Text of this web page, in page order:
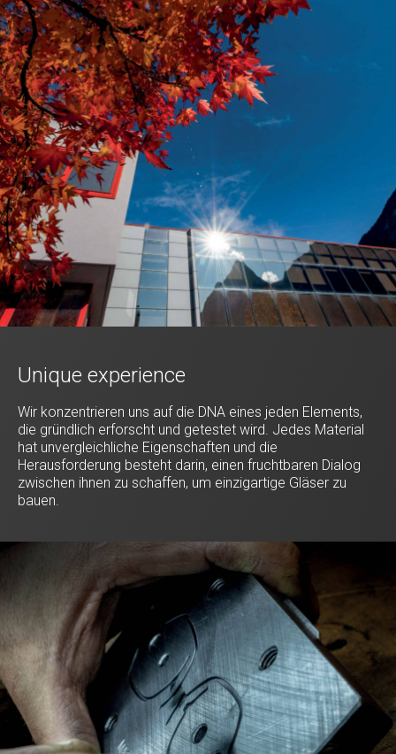
Unique experience
Wir konzentrieren uns auf die DNA eines jeden Elements,
die gründlich erforscht und getestet wird. Jedes Material
hat unvergleichliche Eigenschaften und die
Herausforderung besteht darin, einen fruchtbaren Dialog
zwischen ihnen zu schaffen, um einzigartige Gläser zu
bauen.